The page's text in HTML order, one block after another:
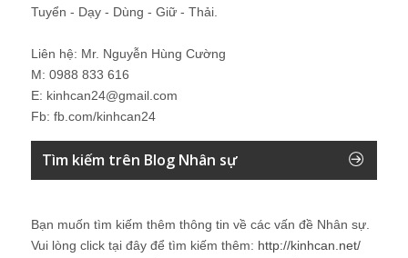
Tuyển - Dạy - Dùng - Giữ - Thải.
Liên hệ: Mr. Nguyễn Hùng Cường
M: 0988 833 616
E: kinhcan24@gmail.com
Fb: fb.com/kinhcan24
Tìm kiếm trên Blog Nhân sự
Bạn muốn tìm kiếm thêm thông tin về các vấn đề Nhân sự.
Vui lòng click tại đây để tìm kiếm thêm: http://kinhcan.net/